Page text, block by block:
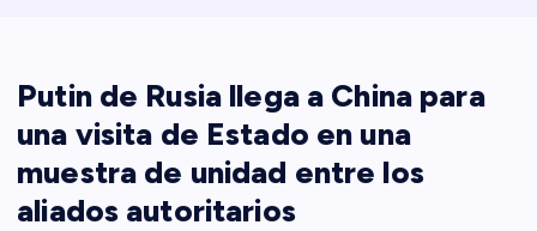
Putin de Rusia llega a China para
una visita de Estado en una
muestra de unidad entre los
aliados autoritarios